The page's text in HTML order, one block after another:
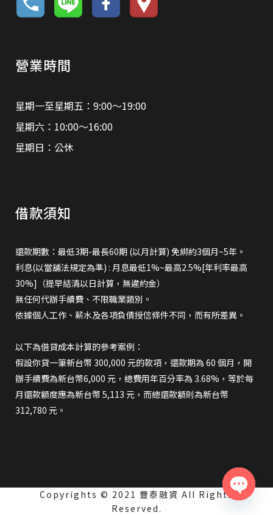
營業時間
星期一至星期五：9:00～19:00
星期六：10:00～16:00
星期日：公休
借款須知
還款期數：最低3期-最長60期 (以月計算) 免綁約3個月~5年。
利息(以當舖法規定為準) : 月息最低1%~最高2.5%[年利率最高
30%]（提早結清以日計算，無違約金）
無任何代辦手續費、不限職業類別。
依據個人工作、薪水及各項負債授信條件不同，而有所差異。
以下為借貸成本計算的參考案例：
假設你貸一筆新台幣 300,000 元的款項，還款期為 60 個月，開
辦手續費為新台幣6,000 元，總費用年百分率為 3.68%，等於每
月還款額度應為新台幣 5,113 元，而總還款額則為新台幣
312,780 元。
Copyrights © 2021 豐泰融資 All Rights
Reserved.